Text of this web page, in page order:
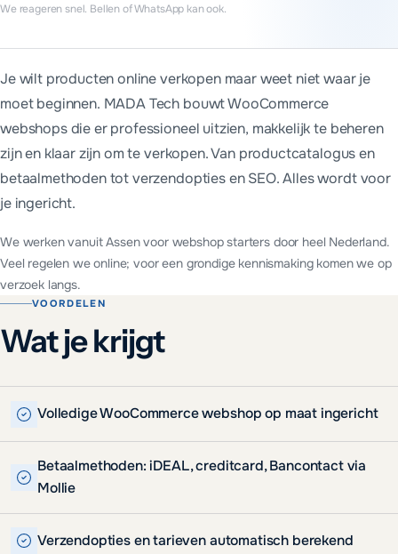
We reageren snel. Bellen of WhatsApp kan ook.
Een website voor webshop starters begint bij MADA Tech
We werken vanuit Assen voor webshop starters door heel
Je wilt producten online verkopen maar weet niet waar je
moet beginnen. MADA Tech bouwt WooCommerce
webshops die er professioneel uitzien, makkelijk te beheren
zijn en klaar zijn om te verkopen. Van productcatalogus en
betaalmethoden tot verzendopties en SEO. Alles wordt voor
je ingericht.
We werken vanuit Assen voor webshop startersdoor heel Nederland.
Veel regelen we online; voor een grondige kennismaking komen we op
verzoek langs.
VOORDELEN
Wat je krijgt
Volledige WooCommerce webshop op maat ingericht
Betaalmethoden: iDEAL, creditcard, Bancontact via
Mollie
Verzendopties en tarieven automatisch berekend